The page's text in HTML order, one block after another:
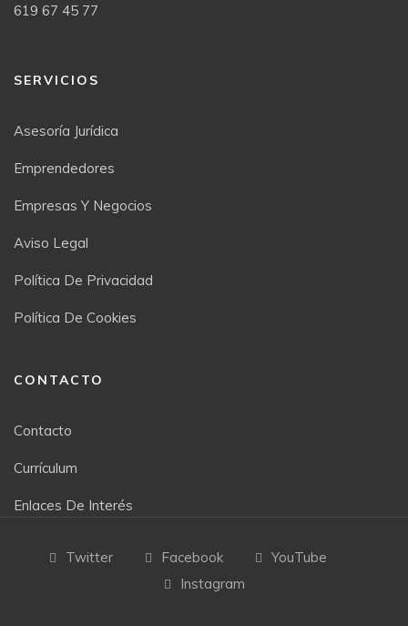
619 67 45 77
SERVICIOS
Asesoría Jurídica
Emprendedores
Empresas Y Negocios
Aviso Legal
Política De Privacidad
Política De Cookies
CONTACTO
Contacto
Currículum
Enlaces De Interés
Twitter Facebook
YouTube
Instagram